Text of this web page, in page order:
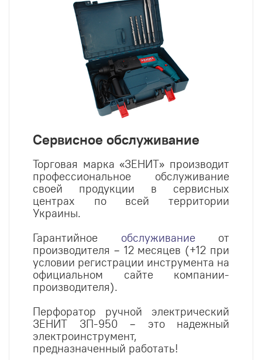
Сервисное обслуживание
Торговая марка «ЗЕНИТ» производит
профессиональное обслуживание
своей продукции в сервисных
центрах по всей территории
Украины.
Гарантийное обслуживаниеот
производителя – 12 месяцев (+12 при
условии регистрации инструмента на
официальном сайте компании-
производителя).
Перфоратор ручной электрический
ЗЕНИТ ЗП-950 – это надежный
электроинструмент,
предназначенный работать!